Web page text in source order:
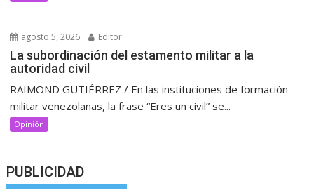
agosto 5, 2026 Editor
La subordinación del estamento militar a la
autoridad civil
RAIMOND GUTIÉRREZ / En las instituciones de formación
militar venezolanas, la frase “Eres un civil” se...
Opinión
PUBLICIDAD